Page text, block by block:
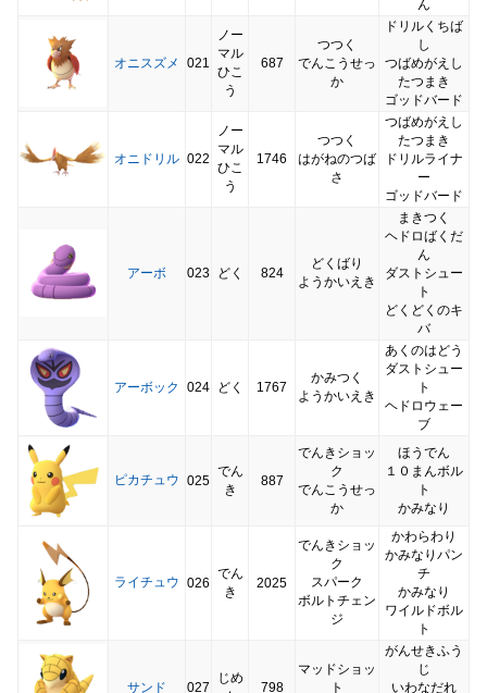
ん
オニスズメ 021
ノー
マル
ひこ
う
687
つつく
でんこうせっ
か
ドリルくちば
し
つばめがえし
たつまき
ゴッドバード
オニドリル 022
ノー
マル
ひこ
う
1746
つつく
はがねのつば
さ
つばめがえし
たつまき
ドリルライナ
ー
ゴッドバード
アーボ 023 どく 824
どくばり
ようかいえき
まきつく
ヘドロばくだ
ん
ダストシュー
ト
どくどくのキ
バ
アーボック 024 どく 1767
かみつく
ようかいえき
あくのはどう
ダストシュー
ト
ヘドロウェー
ブ
ピカチュウ 025
でん
き
887
でんきショッ
ク
でんこうせっ
か
ほうでん
１０まんボル
ト
かみなり
ライチュウ 026
でん
き
2025
でんきショッ
ク
スパーク
ボルトチェン
ジ
かわらわり
かみなりパン
チ
かみなり
ワイルドボル
ト
サンド 027
じめ
798
マッドショッ
ト
がんせきふう
じ
いわなだれ